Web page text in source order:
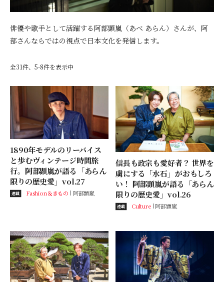
俳優や歌手として活躍する阿部顕嵐（あべ あらん）さんが、阿
部さんならではの視点で日本文化を発信します。
全31件、5-8件を表示中
1890年モデルのリーバイス
と歩むヴィンテージ時間旅
行。阿部顕嵐が語る「あらん
限りの歴史愛」vol.27
連載 Fashion＆きもの 阿部顕嵐
信長も政宗も愛好者？ 世界を
虜にする「水石」がおもしろ
い！ 阿部顕嵐が語る「あらん
限りの歴史愛」vol.26
連載 Culture 阿部顕嵐